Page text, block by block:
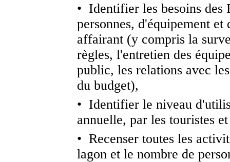
• Identifier les besoins des
personnes, d'équipement
affairant (y compris la
règles, l'entretien des
public, les relations avec
du budget),
• Identifier le niveau
annuelle, par les touristes
• Recenser toutes les
lagon et le nombre de